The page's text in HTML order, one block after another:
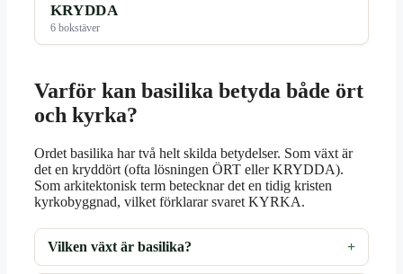
KRYDDA
6 bokstäver
Varför kan basilika betyda både ört
och kyrka?
Ordet basilika har två helt skilda betydelser. Som växt är
det en kryddört (ofta lösningen ÖRT eller KRYDDA).
Som arkitektonisk term betecknar det en tidig kristen
kyrkobyggnad, vilket förklarar svaret KYRKA.
Vilken växt är basilika?